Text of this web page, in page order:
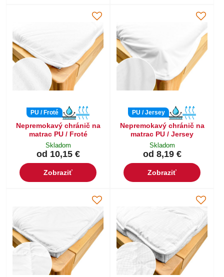
PU / Froté
Nepremokavý chránič na
matrac PU / Froté
Skladom
od 10,15 €
Zobraziť
PU / Jersey
Nepremokavý chránič na
matrac PU / Jersey
Skladom
od 8,19 €
Zobraziť